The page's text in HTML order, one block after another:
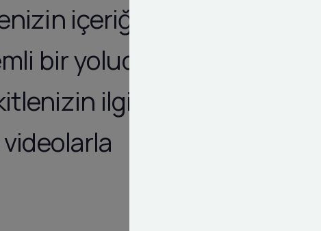
içeriğini
bir yoludur.
ilgisini